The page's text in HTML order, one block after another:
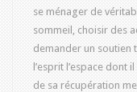
se ménager de
sommeil, choisir des
demander un soutien
l’esprit l’espace
de sa récupération